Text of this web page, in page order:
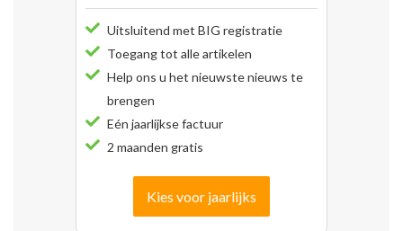
Uitsluitend met BIG registratie
Toegang tot alle artikelen
Help ons u het nieuwste nieuws te
brengen
Eén jaarlijkse factuur
2 maanden gratis
Kies voor jaarlijks